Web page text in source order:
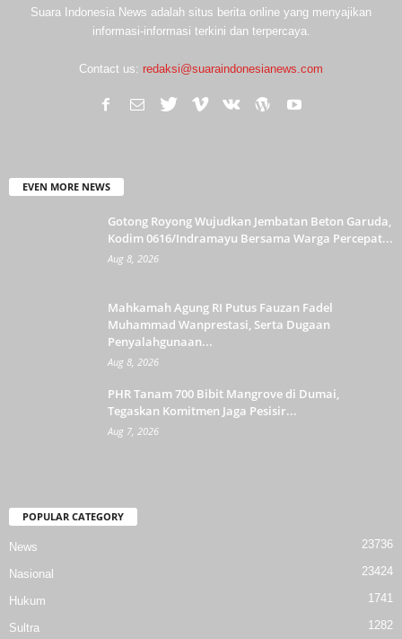
Suara Indonesia News adalah situs berita online yang menyajikan
informasi-informasi terkini dan terpercaya.
Contact us: redaksi@suaraindonesianews.com
EVEN MORE NEWS
Gotong Royong Wujudkan Jembatan Beton Garuda,
Kodim 0616/Indramayu Bersama Warga Percepat...
Aug 8, 2026
Mahkamah Agung RI Putus Fauzan Fadel
Muhammad Wanprestasi, Serta Dugaan
Penyalahgunaan...
Aug 8, 2026
PHR Tanam 700 Bibit Mangrove di Dumai,
Tegaskan Komitmen Jaga Pesisir...
Aug 7, 2026
POPULAR CATEGORY
News 23736
Nasional 23424
Hukum 1741
Sultra 1282